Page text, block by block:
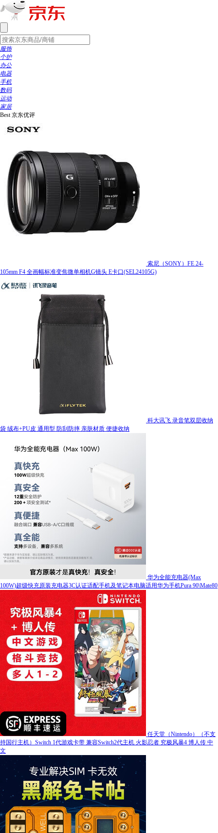
服饰
个护
办公
电器
手机
数码
运动
家居
Best 京东优评
索尼（SONY）FE 24-
105mm F4 全画幅标准变焦微单相机G镜头 E卡口(SEL24105G)
科大讯飞 录音笔双层收纳
袋 绒布+PU皮 通用型 防刮防摔 亲肤材质 便捷收纳
华为全能充电器(Max
100W)超级快充原装充电器3C认证适配手机及笔记本电脑适用华为手机Pura 90\Mate80
任天堂（Nintendo）（不支
持国行主机）Switch 1代游戏卡带 兼容Switch2代主机 火影忍者 究极风暴4 博人传 中
文